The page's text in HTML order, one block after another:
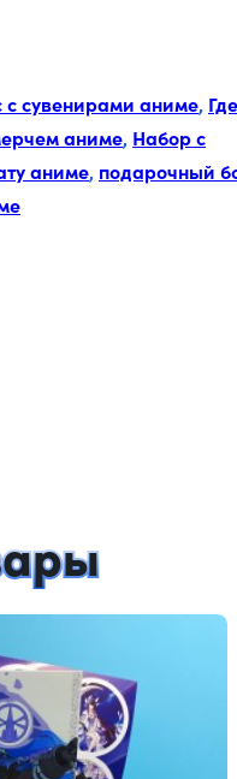
с сувенирами аниме, Где
аниме, Набор с
аниме, подарочный